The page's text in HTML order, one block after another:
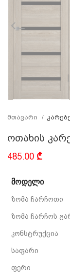
მთავარი
ოთახის
485.00 ₾
ᲛᲝᲓᲔᲚᲘ
ზომა ჩარჩოთი
ზომა ჩარჩოს
კონსტრუქცია
საფარი
ფერი